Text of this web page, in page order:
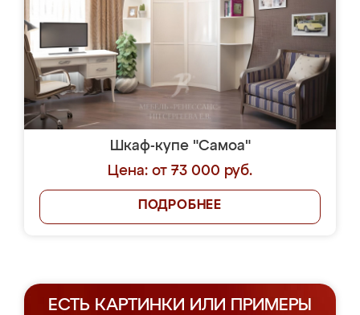
Шкаф-купе "Самоа"
Цена: от 73 000 руб.
ПОДРОБНЕЕ
ЕСТЬ КАРТИНКИ ИЛИ ПРИМЕРЫ